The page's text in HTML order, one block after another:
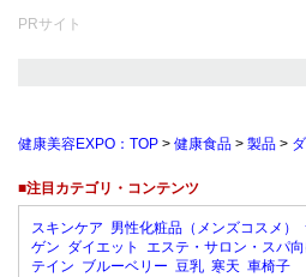
PRサイト
健康美容EXPO：TOP > 健康食品 > 製品 >
■注目カテゴリ・コンテンツ
スキンケア 男性化粧品（メンズコスメ）
ゲン ダイエット エステ・サロン・スパ
テイン ブルーベリー 豆乳 寒天 車椅子